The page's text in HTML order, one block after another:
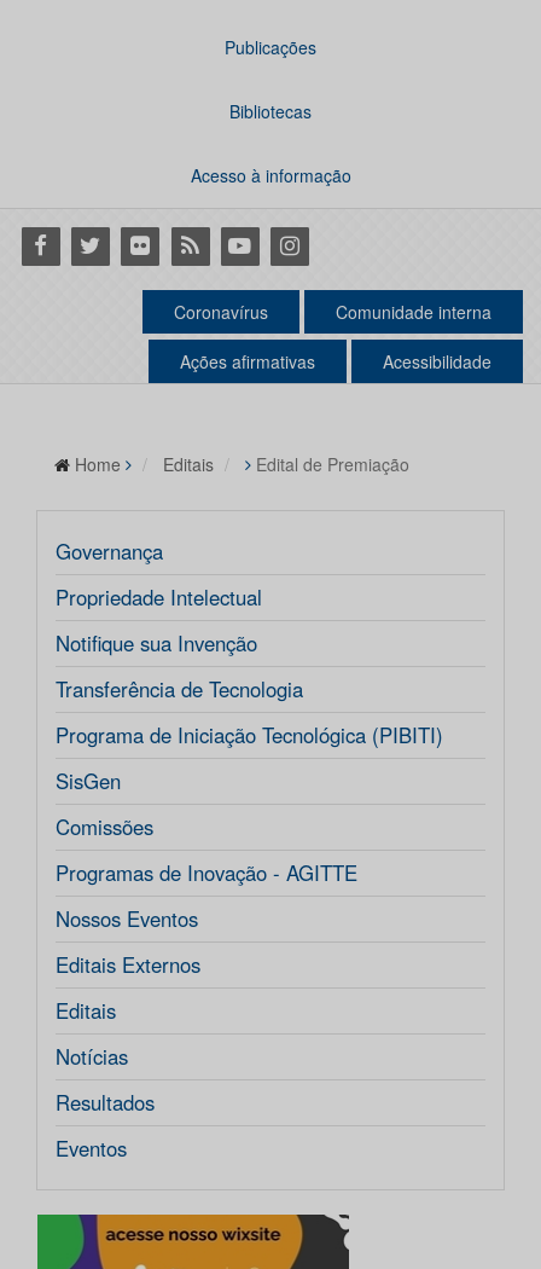
Publicações
Bibliotecas
Acesso à informação
Facebook
Twitter Flickr RSS YoutubeInstagram
Coronavírus Comunidade interna
Ações afirmativas Acessibilidade
Home Editais Edital de Premiação
Governança
Propriedade Intelectual
Notifique sua Invenção
Transferência de Tecnologia
Programa de Iniciação Tecnológica (PIBITI)
SisGen
Comissões
Programas de Inovação - AGITTE
Nossos Eventos
Editais Externos
Editais
Notícias
Resultados
Eventos